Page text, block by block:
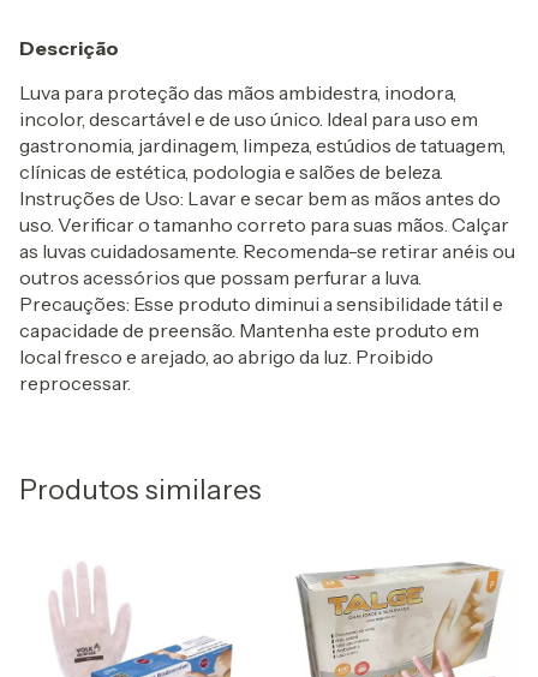
Descrição
Luva para proteção das mãos ambidestra, inodora,
incolor, descartável e de uso único. Ideal para uso em
gastronomia, jardinagem, limpeza, estúdios de tatuagem,
clínicas de estética, podologia e salões de beleza.
Instruções de Uso: Lavar e secar bem as mãos antes do
uso. Verificar o tamanho correto para suas mãos. Calçar
as luvas cuidadosamente. Recomenda-se retirar anéis ou
outros acessórios que possam perfurar a luva.
Precauções: Esse produto diminui a sensibilidade tátil e
capacidade de preensão. Mantenha este produto em
local fresco e arejado, ao abrigo da luz. Proibido
reprocessar.
Produtos similares